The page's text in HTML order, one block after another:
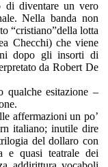
di diventare un vero
Nella banda non
“cristiano”della lotta
Checchi) che viene
dopo gli insorti di
da Robert De
esitazione –
affermazioni un po’
italiano; inutile dire
del dollaro con
e quasi teatrale dei